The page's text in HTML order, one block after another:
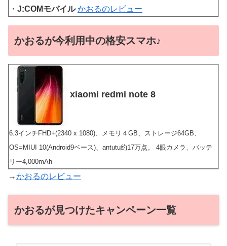
・ J:COMモバイル かおるのレビュー
かおるが今利用中の格安スマホ♪
xiaomi redmi note 8
6.3インチFHD+(2340 x 1080)、メモリ４GB、ストレージ64GB、
OS=MIUI 10(Android9ベース)、antutu約17万点。 4眼カメラ、バッテ
リー4,000mAh
→かおるのレビュー
かおるが見つけたキャンペーン一覧